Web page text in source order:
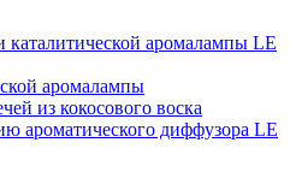
каталитической аромалампы LE
аромалампы
из кокосового воска
ароматического диффузора LE